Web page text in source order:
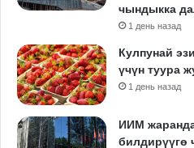
чындыкка
1 день назад
Кулпунай
үчүн туура
1 день назад
ИИМ
билдирүүгө